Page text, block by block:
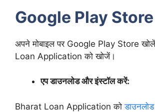
Google Play
अपने मोबाइल पर Google Play Store
Loan Application को खोजें।
एप डाउनलोड और इंस्टॉल करें:
Bharat Loan Application को